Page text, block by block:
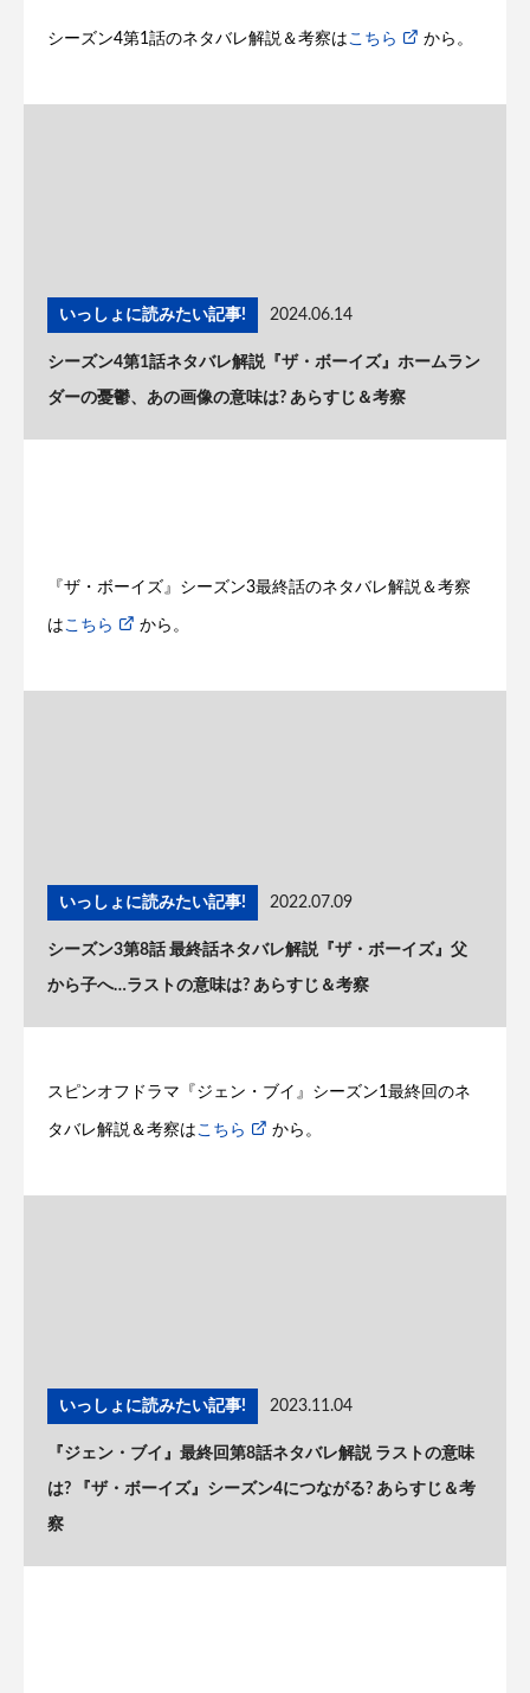
シーズン4第1話のネタバレ解説＆考察はこちら から。
いっしょに読みたい記事! 2024.06.14
シーズン4第1話ネタバレ解説『ザ・ボーイズ』ホームラン
ダーの憂鬱、あの画像の意味は? あらすじ＆考察
『ザ・ボーイズ』シーズン3最終話のネタバレ解説＆考察
はこちら から。
いっしょに読みたい記事! 2022.07.09
シーズン3第8話 最終話ネタバレ解説『ザ・ボーイズ』父
から子へ…ラストの意味は? あらすじ＆考察
スピンオフドラマ『ジェン・ブイ』シーズン1最終回のネ
タバレ解説＆考察はこちら から。
いっしょに読みたい記事! 2023.11.04
『ジェン・ブイ』最終回第8話ネタバレ解説 ラストの意味
は? 『ザ・ボーイズ』シーズン4につながる? あらすじ＆考
察